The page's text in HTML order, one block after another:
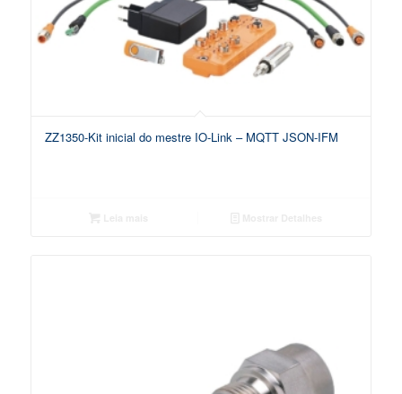
ZZ1350-Kit inicial do mestre IO-Link – MQTT JSON-IFM